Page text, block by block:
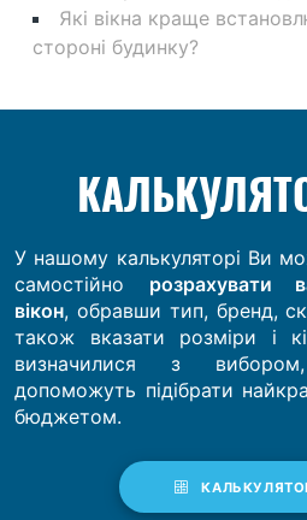
Які вікна краще
стороні будинку?
У нашому калькуляторі Ви
самостійно розрахувати
вікон, обравши тип, бренд,
також вказати розміри і
визначилися з
допоможуть підібрати
бюджетом.